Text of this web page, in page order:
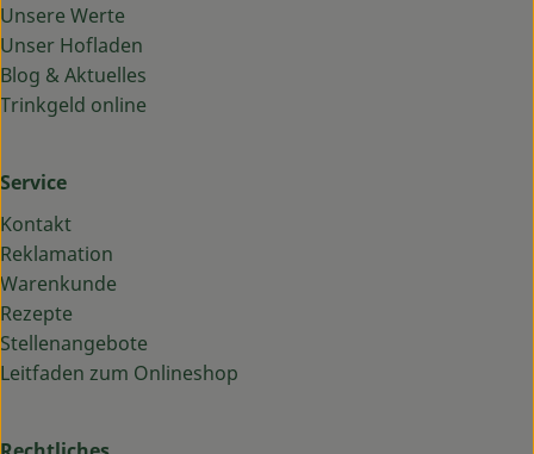
Unsere Werte
Unser Hofladen
Blog & Aktuelles
Trinkgeld online
Service
Kontakt
Reklamation
Warenkunde
Rezepte
Stellenangebote
Leitfaden zum Onlineshop